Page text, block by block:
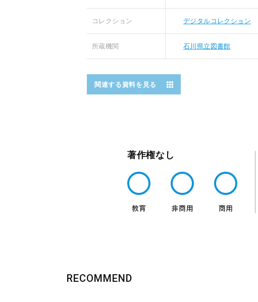
コレクション デジタルコレクション
所蔵機関 石川県立図書館
関連する資料を見る
著作権なし
RECOMMEND